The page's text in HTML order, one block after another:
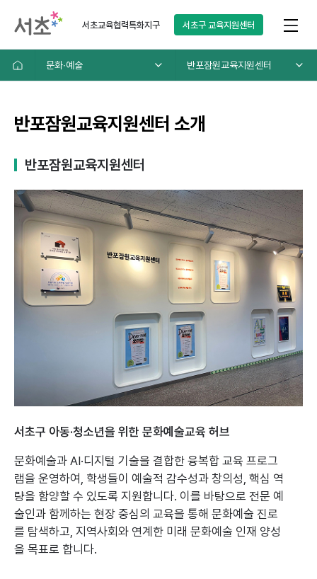
서초교육협력특화지구 서초구교육지원센터
문화∙예술 반포잠원교육지원센터
반포잠원교육지원센터 소개
반포잠원교육지원센터
서초구 아동·청소년을 위한 문화예술교육 허브
문화예술과 AI·디지털 기술을 결합한 융복합 교육 프로그
램을 운영하여, 학생들이 예술적 감수성과 창의성, 핵심 역
량을 함양할 수 있도록 지원합니다. 이를 바탕으로 전문 예
술인과 함께하는 현장 중심의 교육을 통해 문화예술 진로
를 탐색하고, 지역사회와 연계한 미래 문화예술 인재 양성
을 목표로 합니다.